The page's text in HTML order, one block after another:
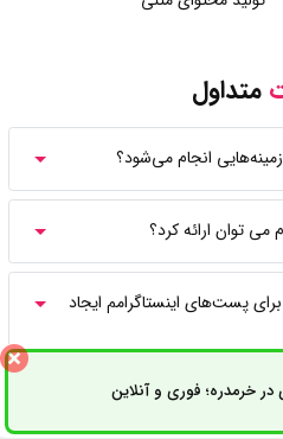
متداول
انجام می‌شود؟
می توان ارائه کرد؟
پست‌های اینستاگرامم ایجاد
خرمدره؛ فوری و آنلاینثبت سفارش